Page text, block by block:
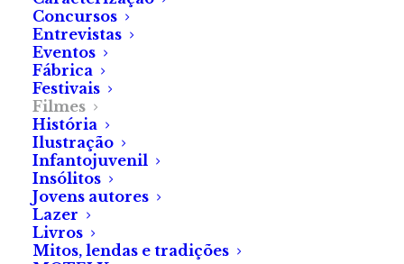
Concursos
Entrevistas
Eventos
Fábrica
Festivais
Filmes
História
Ilustração
Infantojuvenil
Insólitos
Jovens autores
Lazer
Livros
Mitos, lendas e tradições
MOTELX 2024, por isso, as nossas sugestões
incluem três curtas portuguesas vencedoras do
prémio Melhor Curta de Terror Portuguesa. Para os
menos festivaleiros, há um filme que já passou por
uma Sessão da Noite e uma curta-metragem que
podia perfeitamente encaixar-se no universo
Azoresploitation e que fala de um certo episódio
numa certa vila piscatória micaelense (antes de a
Netflix a ter «descoberto»).